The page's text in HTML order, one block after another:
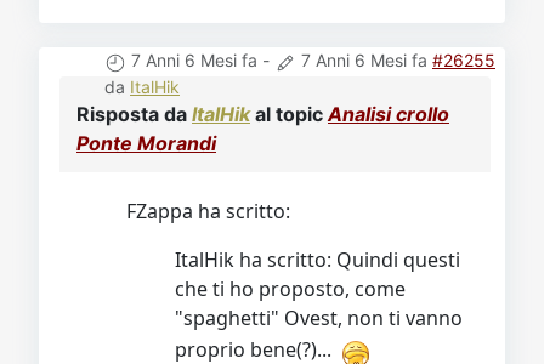
7 Anni 6 Mesi fa - 7 Anni 6 Mesi fa #26255
da ItalHik
Risposta da ItalHikal topic Analisi crollo
Ponte Morandi
FZappa ha scritto:
ItalHik ha scritto: Quindi questi
che ti ho proposto, come
"spaghetti" Ovest, non ti vanno
proprio bene(?)...